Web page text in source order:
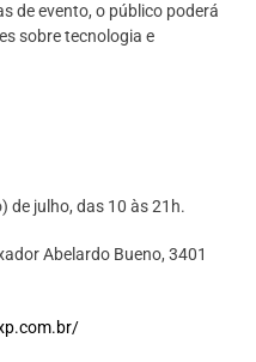
de evento, o público poderá
sobre tecnologia e
de julho, das 10 às 21h.
Abelardo Bueno, 3401